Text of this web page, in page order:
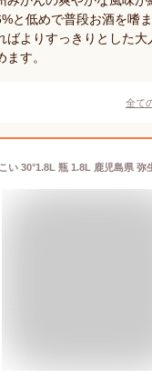
と低めで普段お酒を嗜
ばよりすっきりとした
す。
全て